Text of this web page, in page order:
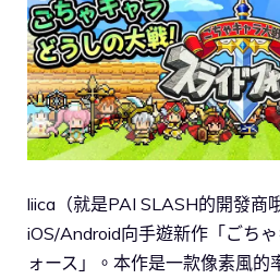
liica（就是PAI SLASH的開發商
iOS/Android向手遊新作「ごち
ォース」。本作是一款像素風的